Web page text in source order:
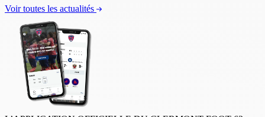
Voir toutes les actualités